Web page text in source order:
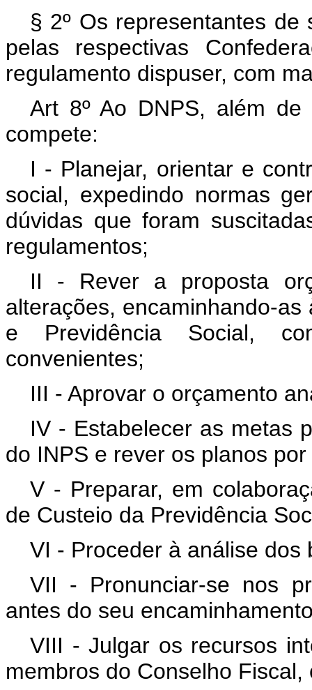
§ 2º Os representantes
pelas respectivas
regulamento dispuser, com
Art 8º Ao DNPS, além
compete:
I - Planejar, orientar e
social, expedindo normas
dúvidas que foram
regulamentos;
II - Rever a proposta
alterações, encaminhando-
e Previdência Social,
convenientes;
III - Aprovar o orçamento
IV - Estabelecer as metas
do INPS e rever os planos
V - Preparar, em
de Custeio da Previdência
VI - Proceder à análise dos
VII - Pronunciar-se nos
antes do seu
VIII - Julgar os recursos
membros do Conselho